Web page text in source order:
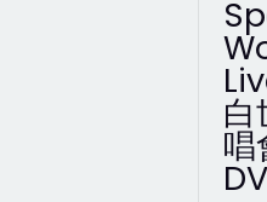
白
唱